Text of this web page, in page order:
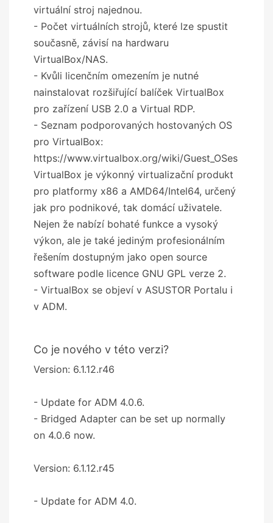
virtuální stroj najednou.
- Počet virtuálních strojů, které lze spustit
současně, závisí na hardwaru
VirtualBox/NAS.
- Kvůli licenčním omezením je nutné
nainstalovat rozšiřující balíček VirtualBox
pro zařízení USB 2.0 a Virtual RDP.
- Seznam podporovaných hostovaných OS
pro VirtualBox:
https://www.virtualbox.org/wiki/Guest_OSes
VirtualBox je výkonný virtualizační produkt
pro platformy x86 a AMD64/Intel64, určený
jak pro podnikové, tak domácí uživatele.
Nejen že nabízí bohaté funkce a vysoký
výkon, ale je také jediným profesionálním
řešením dostupným jako open source
software podle licence GNU GPL verze 2.
- VirtualBox se objeví v ASUSTOR Portalu i
v ADM.
Co je nového v této verzi?
Version: 6.1.12.r46
- Update for ADM 4.0.6.
- Bridged Adapter can be set up normally
on 4.0.6 now.
Version: 6.1.12.r45
- Update for ADM 4.0.